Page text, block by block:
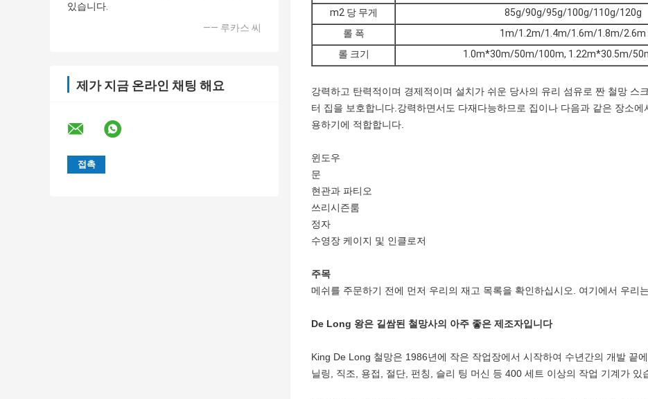
있습니다.
—— 루카스 씨
제가 지금 온라인 채팅 해요
m2 당 무게
85g/90g/95g/100g/110g/120g
롤 폭
1m/1.2m/1.4m/1.6m/1.8m/2.6m
롤 크기
1.0m*30m/50m/100m, 1.22m*30.5m/
강력하고 탄력적이며 경제적이며 설치가 쉬운 당사의 유리 섬유로 짠 철망 스
터 집을 보호합니다.강력하면서도 다재다능하므로 집이나 다음과 같은 장소
용하기에 적합합니다.
윈도우
문
현관과 파티오
쓰리시즌룸
정자
수영장 케이지 및 인클로저
주목
메쉬를 주문하기 전에 먼저 우리의 재고 목록을 확인하십시오. 여기에서 우리
De Long 왕은 길쌈된 철망사의 아주 좋은 제조자입니다
King De Long 철망은 1986년에 작은 작업장에서 시작하여 수년간의 개발 끝
닐링, 직조, 용접, 절단, 펀칭, 슬리 팅 머신 등 400 세트 이상의 작업 기계가 있